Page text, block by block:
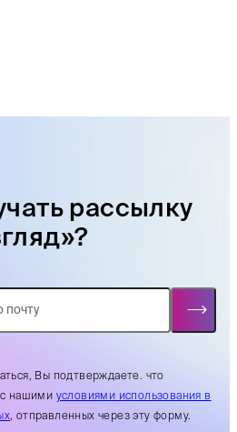
рассылку
Вы подтверждаете. что
с нашими условиями использования в
, отправленных через эту форму.